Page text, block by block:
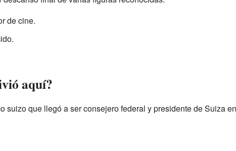
de cine.
aquí?
suizo que llegó a ser consejero federal y presidente de Suiza